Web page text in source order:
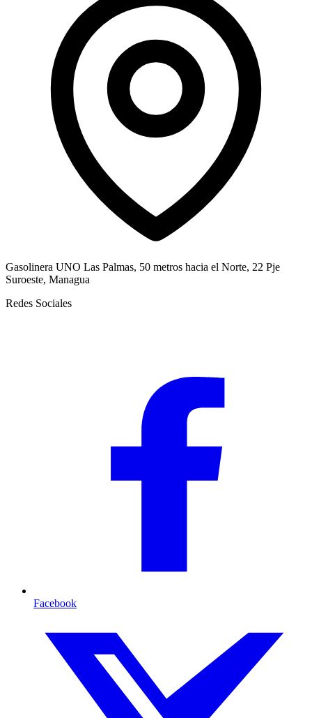
Gasolinera UNO Las Palmas, 50 metros hacia el Norte, 22 Pje
Suroeste, Managua
Redes Sociales
Facebook